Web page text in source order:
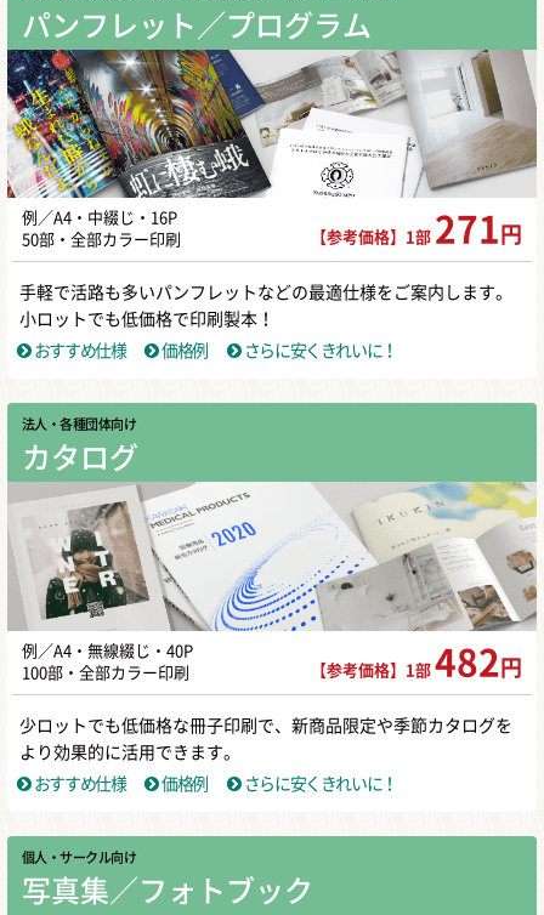
パンフレット／プログラム
例／A4・中綴じ・16P
50部・全部カラー印刷
【参考価格】1部 271 円
手軽で活路も多いパンフレットなどの最適仕様をご案内します。
小ロットでも低価格で印刷製本！
おすすめ仕様
価格例 さらに安くきれいに！
法人・各種団体向け
カタログ
例／A4・無線綴じ・40P
100部・全部カラー印刷
【参考価格】1部 482 円
少ロットでも低価格な冊子印刷で、新商品限定や季節カタログを
より効果的に活用できます。
おすすめ仕様
価格例 さらに安くきれいに！
個人・サークル向け
写真集／フォトブック